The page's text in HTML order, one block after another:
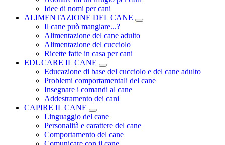
Idee di nomi per cani
ALIMENTAZIONE DEL CANE
Il cane può mangiare...?
Alimentazione del cane adulto
Alimentazione del cucciolo
Ricette fatte in casa per cani
EDUCARE IL CANE
Educazione di base del cucciolo e del cane adulto
Problemi comportamentali del cane
Insegnare i comandi al cane
Addestramento dei cani
CAPIRE IL CANE
Linguaggio del cane
Personalità e carattere del cane
Comportamento del cane